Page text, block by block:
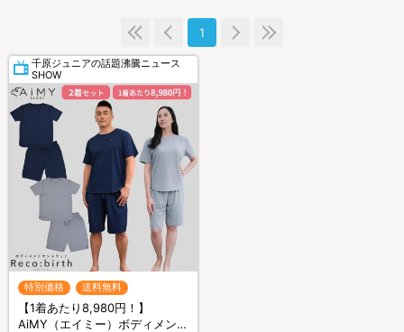
1
千原ジュニアの話題沸騰ニュース
SHOW
特別価格 送料無料
【1着あたり8,980円！】
AiMY（エイミー）ボディメンテ